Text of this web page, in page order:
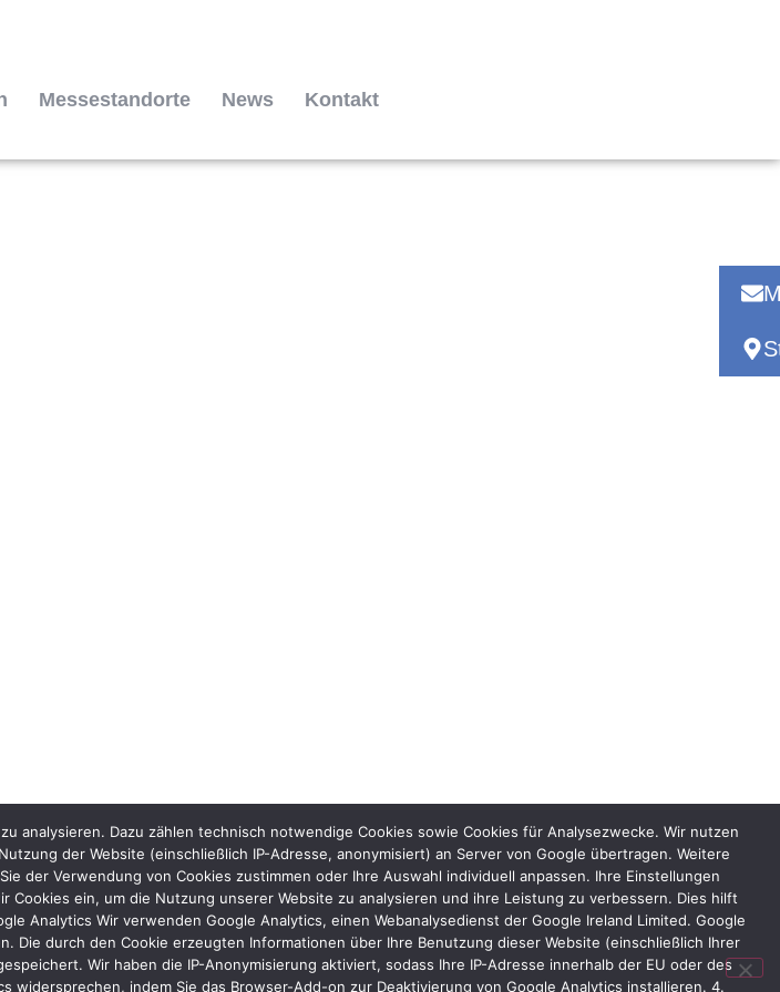
Messestandorte News Kontakt
Dazu zählen technisch notwendige Cookies sowie Cookies für Analysezwecke. Wir nutzen
der Website (einschließlich IP-Adresse, anonymisiert) an Server von Google übertragen. Weitere
der Verwendung von Cookies zustimmen oder Ihre Auswahl individuell anpassen. Ihre Einstellungen
ein, um die Nutzung unserer Website zu analysieren und ihre Leistung zu verbessern. Dies hilft
Analytics Wir verwenden Google Analytics, einen Webanalysedienst der Google Ireland Limited. Google
Die durch den Cookie erzeugten Informationen über Ihre Benutzung dieser Website (einschließlich Ihrer
Wir haben die IP-Anonymisierung aktiviert, sodass Ihre IP-Adresse innerhalb der EU oder des
indem Sie das Browser-Add-on zur Deaktivierung von Google Analytics installieren. 4.